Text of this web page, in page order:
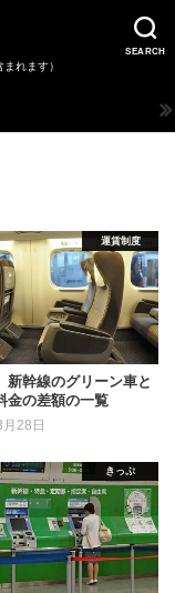
SEARCH
れます）
運賃制度
新幹線のグリーン車と
金の差額の一覧
28日
きっぷ